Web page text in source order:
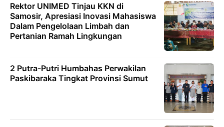
Rektor UNIMED Tinjau KKN di
Samosir, Apresiasi Inovasi Mahasiswa
Dalam Pengelolaan Limbah dan
Pertanian Ramah Lingkungan
2 Putra-Putri Humbahas Perwakilan
Paskibaraka Tingkat Provinsi Sumut